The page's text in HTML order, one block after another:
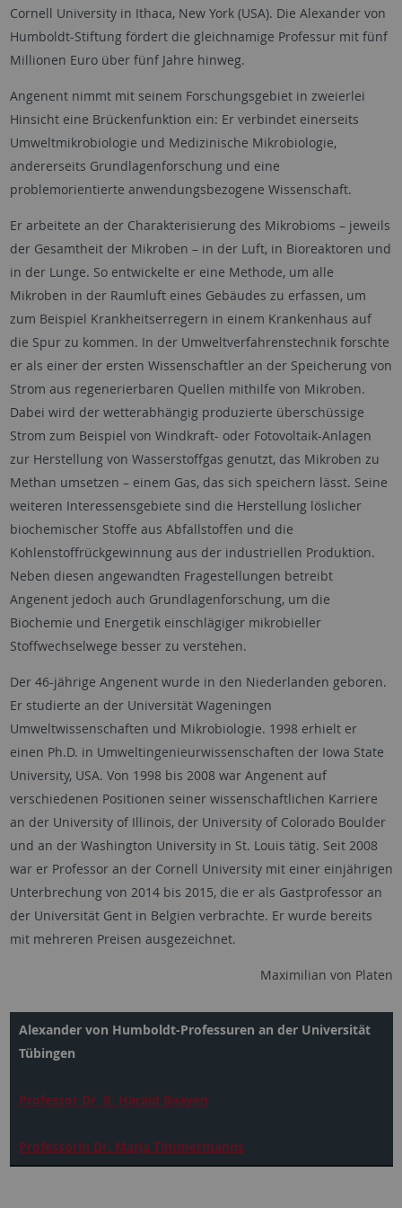
Cornell University in Ithaca, New York (USA). Die Alexander von
Humboldt-Stiftung fördert die gleichnamige Professur mit fünf
Millionen Euro über fünf Jahre hinweg.
Angenent nimmt mit seinem Forschungsgebiet in zweierlei
Hinsicht eine Brückenfunktion ein: Er verbindet einerseits
Umweltmikrobiologie und Medizinische Mikrobiologie,
andererseits Grundlagenforschung und eine
problemorientierte anwendungsbezogene Wissenschaft.
Er arbeitete an der Charakterisierung des Mikrobioms – jeweils
der Gesamtheit der Mikroben – in der Luft, in Bioreaktoren und
in der Lunge. So entwickelte er eine Methode, um alle
Mikroben in der Raumluft eines Gebäudes zu erfassen, um
zum Beispiel Krankheitserregern in einem Krankenhaus auf
die Spur zu kommen. In der Umweltverfahrenstechnik forschte
er als einer der ersten Wissenschaftler an der Speicherung von
Strom aus regenerierbaren Quellen mithilfe von Mikroben.
Dabei wird der wetterabhängig produzierte überschüssige
Strom zum Beispiel von Windkraft- oder Fotovoltaik-Anlagen
zur Herstellung von Wasserstoffgas genutzt, das Mikroben zu
Methan umsetzen – einem Gas, das sich speichern lässt. Seine
weiteren Interessensgebiete sind die Herstellung löslicher
biochemischer Stoffe aus Abfallstoffen und die
Kohlenstoffrückgewinnung aus der industriellen Produktion.
Neben diesen angewandten Fragestellungen betreibt
Angenent jedoch auch Grundlagenforschung, um die
Biochemie und Energetik einschlägiger mikrobieller
Stoffwechselwege besser zu verstehen.
Der 46-jährige Angenent wurde in den Niederlanden geboren.
Er studierte an der Universität Wageningen
Umweltwissenschaften und Mikrobiologie. 1998 erhielt er
einen Ph.D. in Umweltingenieurwissenschaften der Iowa State
University, USA. Von 1998 bis 2008 war Angenent auf
verschiedenen Positionen seiner wissenschaftlichen Karriere
an der University of Illinois, der University of Colorado Boulder
und an der Washington University in St. Louis tätig. Seit 2008
war er Professor an der Cornell University mit einer einjährigen
Unterbrechung von 2014 bis 2015, die er als Gastprofessor an
der Universität Gent in Belgien verbrachte. Er wurde bereits
mit mehreren Preisen ausgezeichnet.
Maximilian von Platen
Alexander von Humboldt-Professuren an der Universität
Tübingen
Professor Dr. R. Harald Baayen
Professorin Dr. Marja Timmermanns